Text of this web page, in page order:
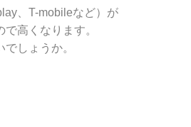
、T-mobileなど）が
高くなります。
しょうか。